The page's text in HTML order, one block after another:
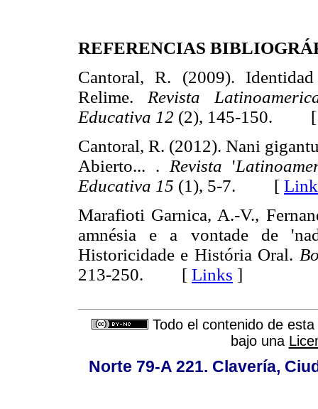
REFERENCIAS
Cantoral, R. (2009).
Relime. Revista
Educativa 12 (2), 145-150.
Cantoral, R. (2012). Nani
Abierto... . Revista '
Educativa 15 (1), 5-7. [
Marafioti Garnica, A.-V.,
amnésia e a vontade de
Historicidade e História Oral.
213-250. [ Links ]
Todo el contenido de
bajo una
Norte 79-A 221. Clavería,